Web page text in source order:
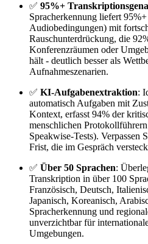
✅ 95%+
Spracherkennung liefert
Audiobedingungen) mit
Rauschunterdrückung, die
Konferenzräumen oder
hält - deutlich besser als
Aufnahmeszenarien.
✅ KI-Aufgabenextraktion:
automatisch Aufgaben mit
Kontext, erfasst 94% der
menschlichen
Speakwise-Tests). Verpassen
Frist, die im Gespräch
✅ Über 50 Sprachen:
Transkription in über 100
Französisch, Deutsch,
Japanisch, Koreanisch,
Spracherkennung und
unverzichtbar für
Umgebungen.